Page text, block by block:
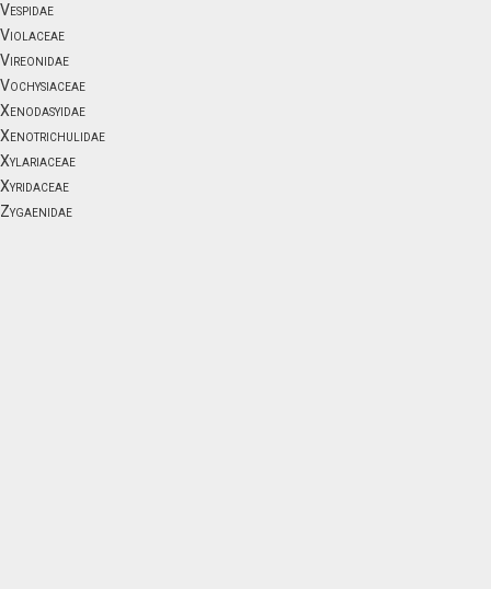
Vespidae
Violaceae
Vireonidae
Vochysiaceae
Xenodasyidae
Xenotrichulidae
Xylariaceae
Xyridaceae
Zygaenidae